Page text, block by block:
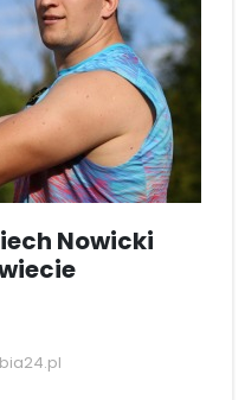
Nowicki